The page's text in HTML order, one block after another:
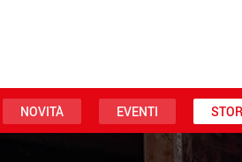
NOVITÀ EVENTI